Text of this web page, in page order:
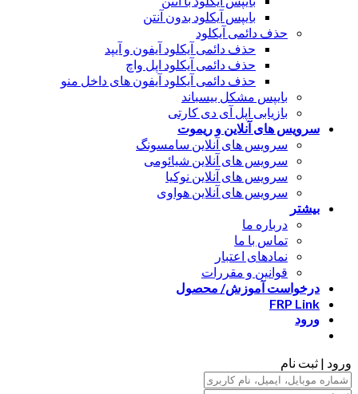
بایپس آیکلود بدون آنتن
حذف دائمی آیکلود
حذف دائمی آیکلود آیفون و آیپد
حذف دائمی آیکلود اپل واچ
حذف دائمی آیکلود آیفون های داخل منو
بایپس مشکل بیسباند
بازیابی اپل آی دی کارتی
سرویس های آنلاین و ریموت
سرویس های آنلاین سامسونگ
سرویس های آنلاین شیائومی
سرویس های آنلاین نوکیا
سرویس های آنلاین هواوی
بیشتر
درباره ما
تماس با ما
نمادهای اعتبار
قوانین و مقررات
درخواست آموزش/ محصول
FRP Link
ورود
ورود | ثبت نام